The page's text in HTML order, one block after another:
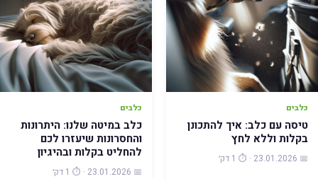
כלבים
טיסה עם כלב: איך להתכונן
בקלות וללא לחץ
📅 23.01.2026 · ⏱️ 1 דק׳
כלבים
כלב במיטה שלנו: היתרונות
והחסרונות שיעזרו לכם
להחליט בקלות ובהיגיון
📅 23.01.2026 · ⏱️ 1 דק׳